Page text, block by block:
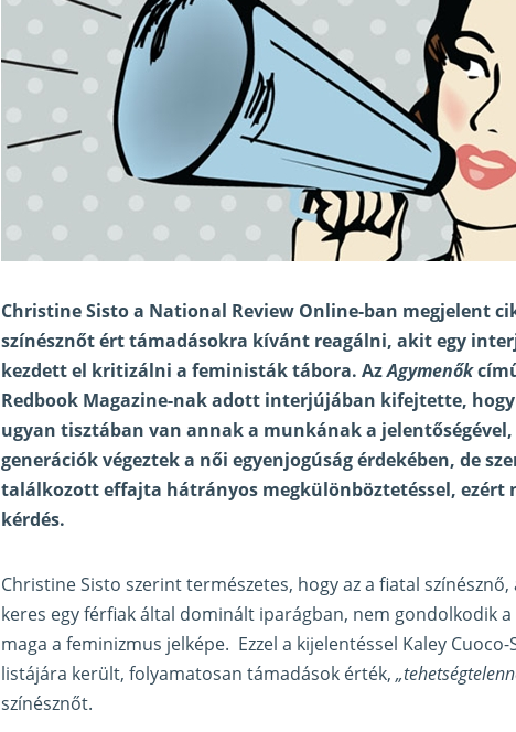
Christine Sisto a National Review Online-ban megjelent
színésznőt ért támadásokra kívánt reagálni, akit egy
kezdett el kritizálni a feministák tábora. AzAgymenők
Redbook Magazine-nak adott interjújában kifejtette,
ugyan tisztában van annak a munkának a
generációk végeztek a női egyenjogúság érdekében, de
találkozott effajta hátrányos megkülönböztetéssel, ezért
kérdés.
Christine Sisto szerint természetes, hogy az a fiatal
keres egy férfiak által dominált iparágban, nem gondolkodik
maga a feminizmus jelképe. Ezzel a kijelentéssel Kaley
listájára került, folyamatosan támadások érték,
színésznőt.